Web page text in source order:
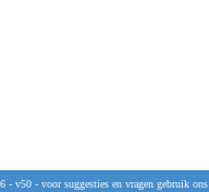
- v50 - voor suggesties en vragen gebruik ons